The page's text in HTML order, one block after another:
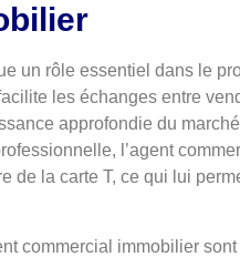
un rôle essentiel dans le
les échanges entre
approfondie du
l’agent
de la carte T, ce qui lui
commercial immobilier